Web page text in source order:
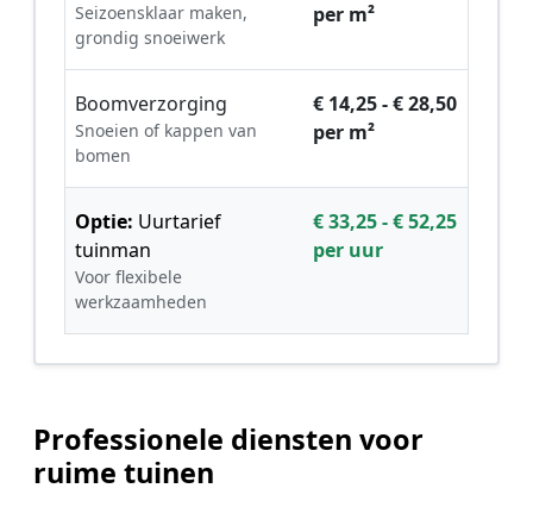
Seizoensklaar maken,
grondig snoeiwerk
per m²
Boomverzorging
Snoeien of kappen van
bomen
€ 14,25 - € 28,50
per m²
Optie: Uurtarief
tuinman
Voor flexibele
werkzaamheden
€ 33,25 - € 52,25
per uur
Professionele diensten voor
ruime tuinen